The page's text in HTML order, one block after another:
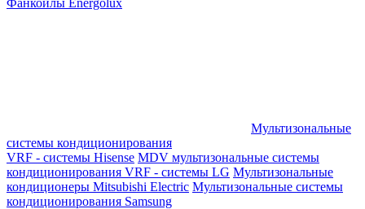
Фанкойлы Energolux
Мультизональные
системы кондиционирования
VRF - системы Hisense MDV мультизональные системы
кондиционирования VRF - системы LG Мультизональные
кондиционеры Mitsubishi Electric Мультизональные системы
кондиционирования Samsung